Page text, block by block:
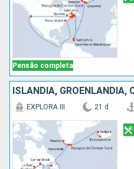
Pensão completa
EXPLORA III 21 d